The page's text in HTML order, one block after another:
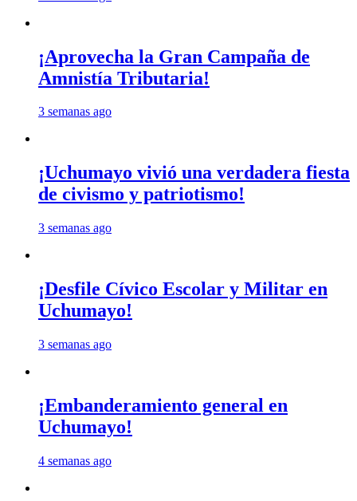
¡Aprovecha la Gran Campaña de
Amnistía Tributaria!
3 semanas ago
¡Uchumayo vivió una verdadera fiesta
de civismo y patriotismo!
3 semanas ago
¡Desfile Cívico Escolar y Militar en
Uchumayo!
3 semanas ago
¡Embanderamiento general en
Uchumayo!
4 semanas ago